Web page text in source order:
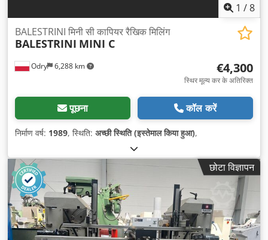
1 /8
Odry 6,288 km
BALESTRINI मिनी सी कापियर रैखिक मिलिंग
BALESTRINI MINI C
€4,300
स्थिर मूल्य कर के अतिरिक्त
पूछना कॉल करें
निर्माण वर्ष: 1989, स्थिति: अच्छी स्थिति (इस्तेमाल किया हुआ),
छोटा विज्ञापन